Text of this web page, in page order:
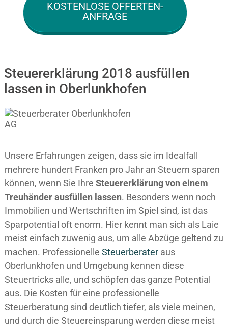
KOSTENLOSE OFFERTEN-
ANFRAGE
Steuererklärung 2018 ausfüllen
lassen in Oberlunkhofen
Unsere Erfahrungen zeigen, dass sie im Idealfall
mehrere hundert Franken pro Jahr an Steuern sparen
können, wenn Sie Ihre Steuererklärung von einem
Treuhänder ausfüllen lassen. Besonders wenn noch
Immobilien und Wertschriften im Spiel sind, ist das
Sparpotential oft enorm. Hier kennt man sich als Laie
meist einfach zuwenig aus, um alle Abzüge geltend zu
machen. Professionelle Steuerberater aus
Oberlunkhofen und Umgebung kennen diese
Steuertricks alle, und schöpfen das ganze Potential
aus. Die Kosten für eine professionelle
Steuerberatung sind deutlich tiefer, als viele meinen,
und durch die Steuereinsparung werden diese meist